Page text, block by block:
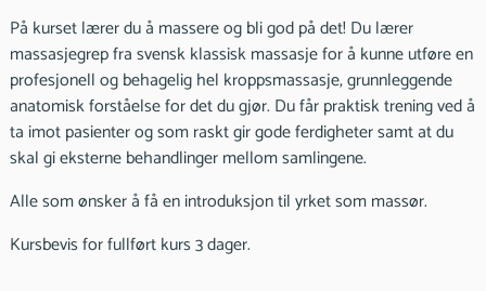
På kurset lærer du å massere og bli god på det! Du lærer
massasjegrep fra svensk klassisk massasje for å kunne utføre en
profesjonell og behagelig hel kroppsmassasje, grunnleggende
anatomisk forståelse for det du gjør. Du får praktisk trening ved å
ta imot pasienter og som raskt gir gode ferdigheter samt at du
skal gi eksterne behandlinger mellom samlingene.
Alle som ønsker å få en introduksjon til yrket som massør.
Kursbevis for fullført kurs 3 dager.